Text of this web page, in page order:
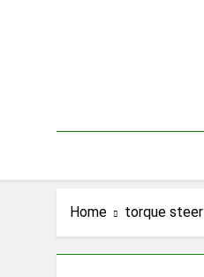
Home torque steer